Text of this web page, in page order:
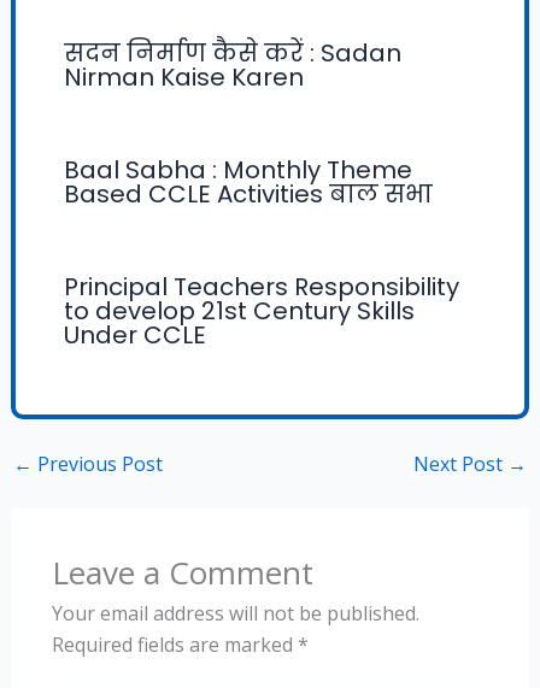
सदन निर्माण कैसे करें : Sadan
Nirman Kaise Karen
Baal Sabha : Monthly Theme
Based CCLE Activities बाल सभा
Principal Teachers Responsibility
to develop 21st Century Skills
Under CCLE
← Previous Post Next Post →
Leave a Comment
Your email address will not be published.
Required fields are marked *